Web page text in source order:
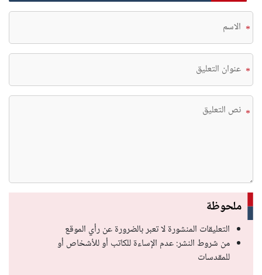
*
*
*
ملحوظة
التعليقات المنشورة لا تعبر بالضرورة عن رأي الموقع
من شروط النشر: عدم الإساءة للكاتب أو للأشخاص أو
للمقدسات